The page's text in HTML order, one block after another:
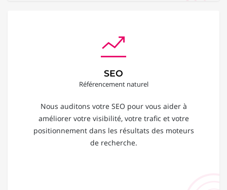
SEO
Référencement naturel
Nous auditons votre SEO pour vous aider à
améliorer votre visibilité, votre trafic et votre
positionnement dans les résultats des moteurs
de recherche.